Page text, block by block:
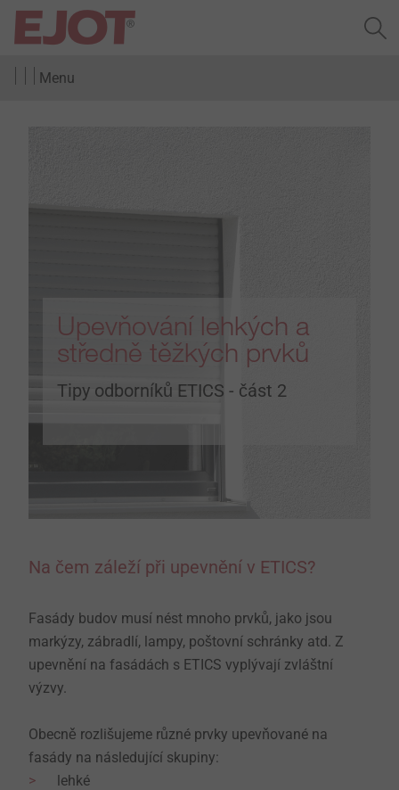
Menu
Upevňování lehkých a
středně těžkých prvků
Tipy odborníků ETICS - část 2
Na čem záleží při upevnění v ETICS?
Fasády budov musí nést mnoho prvků, jako jsou
markýzy, zábradlí, lampy, poštovní schránky atd. Z
upevnění na fasádách s ETICS vyplývají zvláštní
výzvy.
Obecně rozlišujeme různé prvky upevňované na
fasády na následující skupiny:
lehké